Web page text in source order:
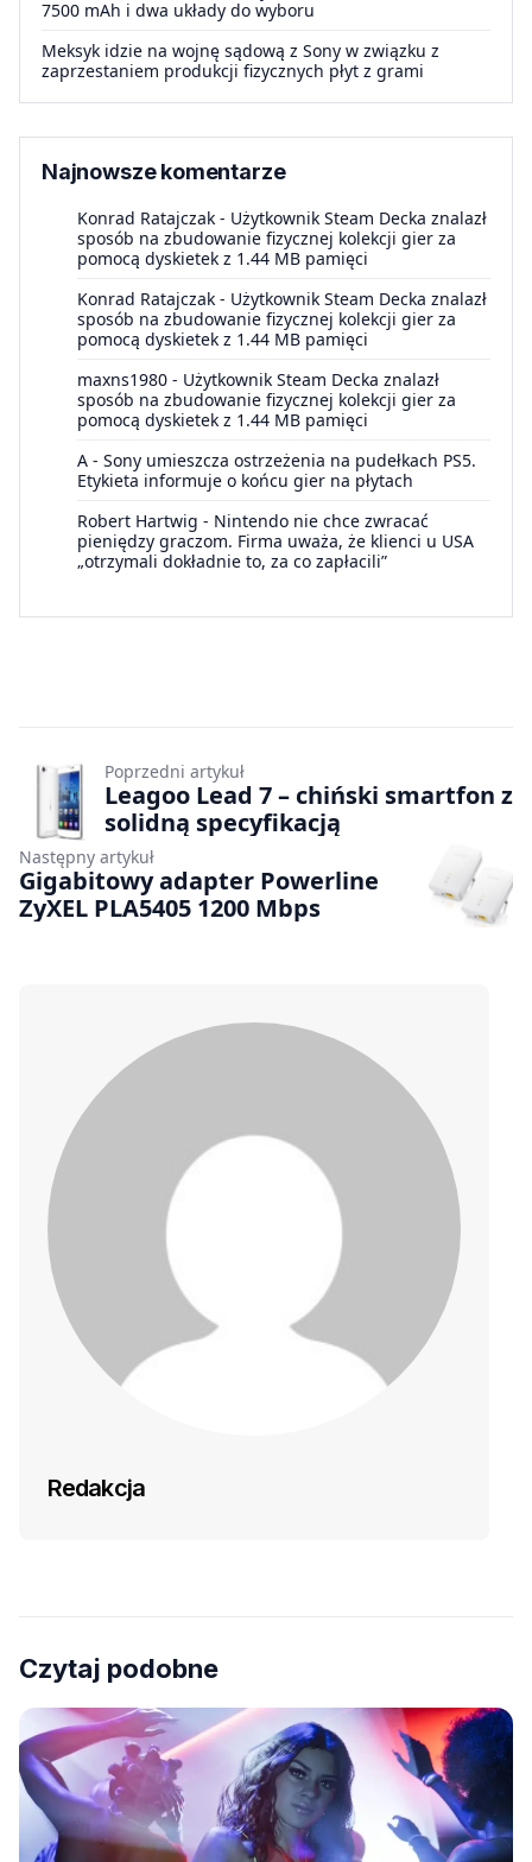
7500 mAh i dwa układy do wyboru
Meksyk idzie na wojnę sądową z Sony w związku z
zaprzestaniem produkcji fizycznych płyt z grami
Najnowsze komentarze
Konrad Ratajczak - Użytkownik Steam Decka znalazł
sposób na zbudowanie fizycznej kolekcji gier za
pomocą dyskietek z 1.44 MB pamięci
Konrad Ratajczak - Użytkownik Steam Decka znalazł
sposób na zbudowanie fizycznej kolekcji gier za
pomocą dyskietek z 1.44 MB pamięci
maxns1980 - Użytkownik Steam Decka znalazł
sposób na zbudowanie fizycznej kolekcji gier za
pomocą dyskietek z 1.44 MB pamięci
A - Sony umieszcza ostrzeżenia na pudełkach PS5.
Etykieta informuje o końcu gier na płytach
Robert Hartwig - Nintendo nie chce zwracać
pieniędzy graczom. Firma uważa, że klienci u USA
„otrzymali dokładnie to, za co zapłacili”
Poprzedni artykuł
Leagoo Lead 7 – chiński smartfon z
solidną specyfikacją
Następny artykuł
Gigabitowy adapter Powerline
ZyXEL PLA5405 1200 Mbps
Redakcja
Czytaj podobne